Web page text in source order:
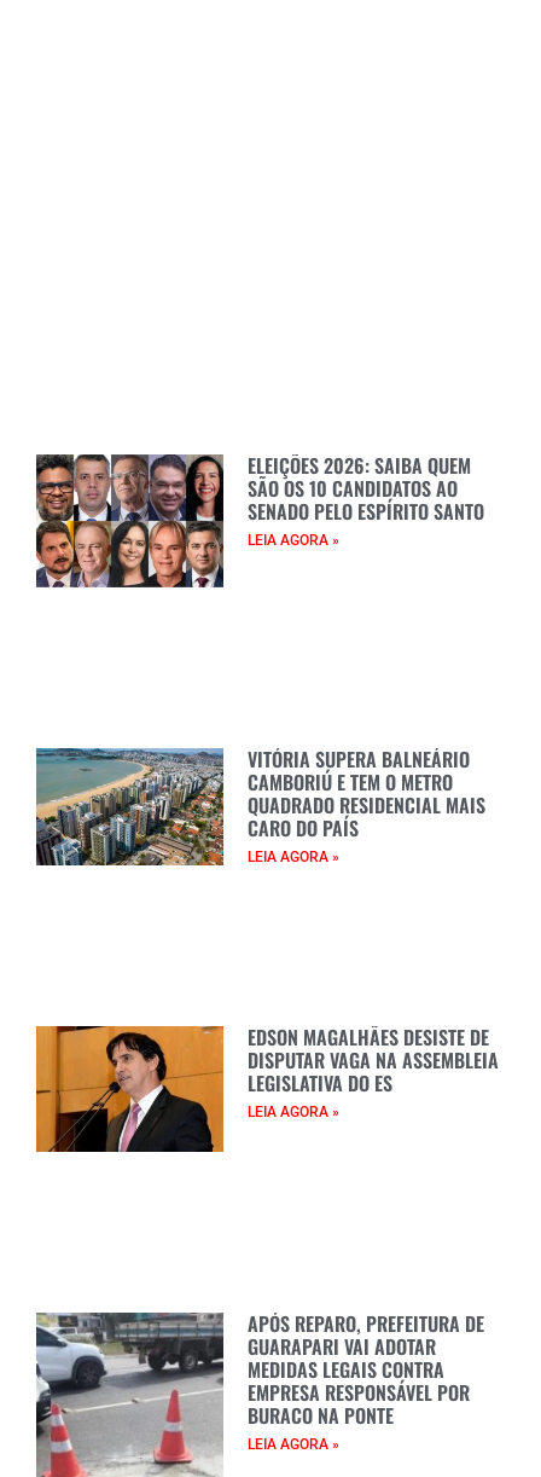
ELEIÇÕES 2026: SAIBA QUEM
SÃO OS 10 CANDIDATOS AO
SENADO PELO ESPÍRITO SANTO
LEIA AGORA »
VITÓRIA SUPERA BALNEÁRIO
CAMBORIÚ E TEM O METRO
QUADRADO RESIDENCIAL MAIS
CARO DO PAÍS
LEIA AGORA »
EDSON MAGALHÃES DESISTE DE
DISPUTAR VAGA NA ASSEMBLEIA
LEGISLATIVA DO ES
LEIA AGORA »
APÓS REPARO, PREFEITURA DE
GUARAPARI VAI ADOTAR
MEDIDAS LEGAIS CONTRA
EMPRESA RESPONSÁVEL POR
BURACO NA PONTE
LEIA AGORA »